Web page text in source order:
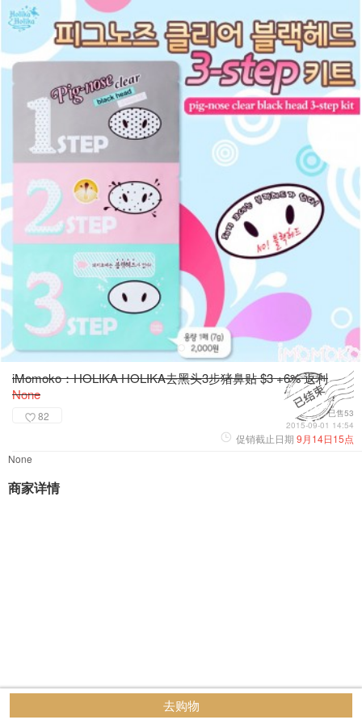
iMomoko：HOLIKA HOLIKA去黑头3步猪鼻贴 $3 +6% 返利
None
82
已售53
2015-09-01 14:54
促销截止日期 9月14日15点
None
商家详情
去购物